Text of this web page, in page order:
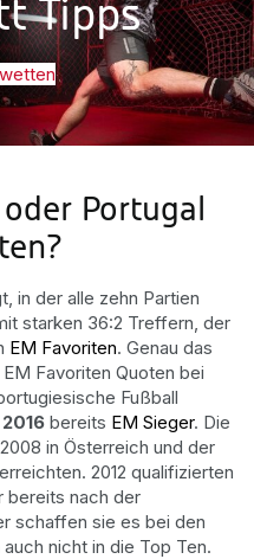
Tipps
Portugal
in der alle zehn Partien
starken 36:2 Treffern, der
EM Favoriten. Genau das
Favoriten Quoten bei
Fußball
2016 bereits EM Sieger. Die
in Österreich und der
2012 qualifizierten
bereits nach der
schaffen sie es bei den
auch nicht in die Top Ten.